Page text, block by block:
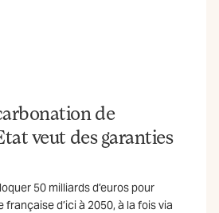
de
veut des garanties
50 milliards d’euros pour
française d’ici à 2050, à la fois via